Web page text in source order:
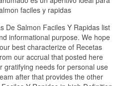
faciles y rapidas
De Salmon Faciles Y Rapidas list
informational purpose. We hope
best characterize of Recetas
our accrual that posted here
gratifying needs for personal use
after that provides the other